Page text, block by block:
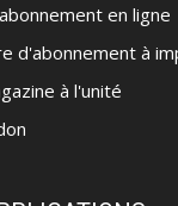
en ligne
d'abonnement à
à l'unité